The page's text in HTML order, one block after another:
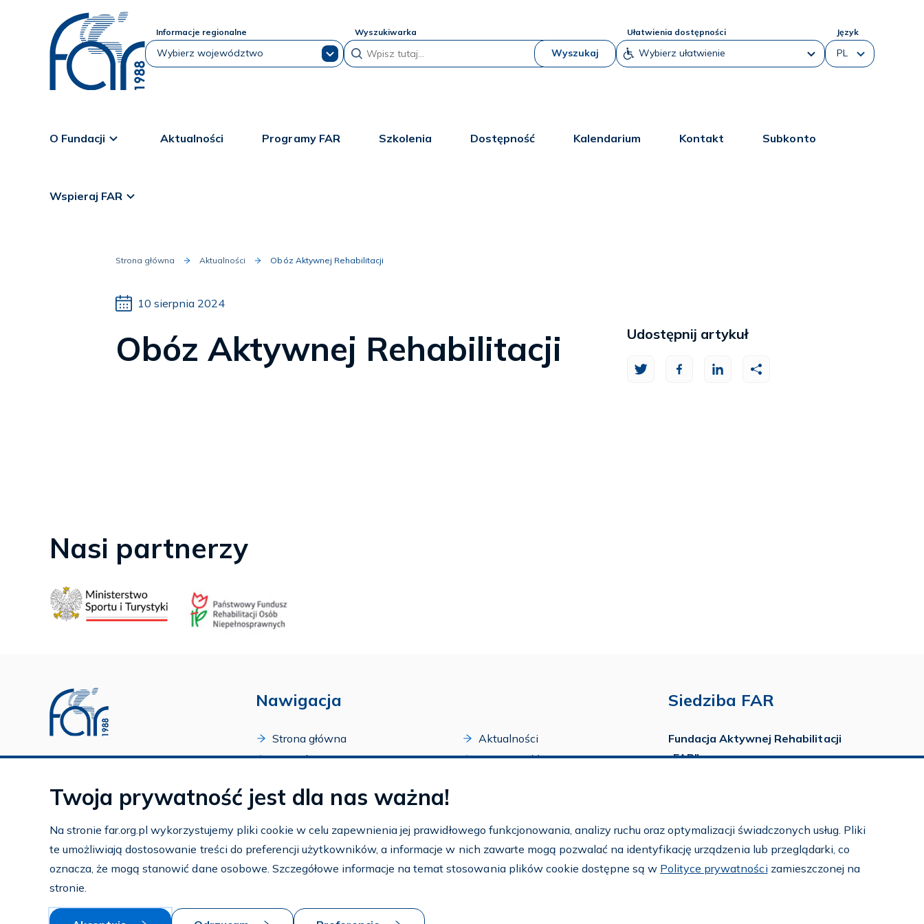
Informacje regionalne Wyszukiwarka
Wyszukaj
Ułatwienia dostępności Język
O Fundacji Aktualności Programy FAR Szkolenia Dostępność Kalendarium Kontakt Subkonto
Wspieraj FAR
Strona główna Aktualności Obóz Aktywnej Rehabilitacji
10 sierpnia 2024
Obóz Aktywnej Rehabilitacji Udostępnij artykuł
Nasi partnerzy
Profil FAR w serwisie Youtube
Profil FAR w serwisie Instagram
Nawigacja
Strona główna
O Fundacji
Zakończone programy
Kontakt
Subkonto
Aktualności
Dostępność
Siedziba FAR
Fundacja Aktywnej Rehabilitacji
„FAR”
tel./fax:22 651 88 02
tel.:22 651 88 03
tel.:22 858 26 39
Twoja prywatność jest dla nas ważna!
Na stronie far.org.pl wykorzystujemy pliki cookie w celu zapewnienia jej prawidłowego funkcjonowania, analizy ruchu oraz optymalizacji świadczonych usług. Pliki
te umożliwiają dostosowanie treści do preferencji użytkowników, a informacje w nich zawarte mogą pozwalać na identyfikację urządzenia lub przeglądarki, co
oznacza, że mogą stanowić dane osobowe. Szczegółowe informacje na temat stosowania plików cookie dostępne są w Polityce prywatności zamieszczonej na
stronie.